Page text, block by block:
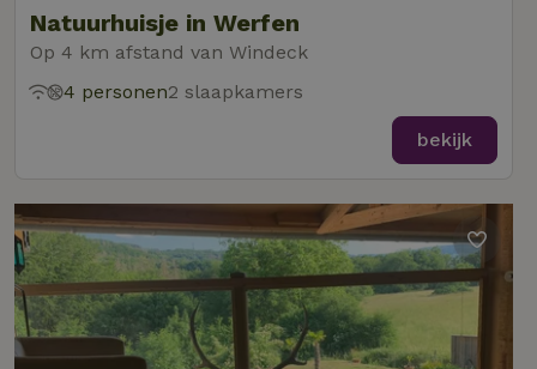
Natuurhuisje in Werfen
Op 4 km afstand van Windeck
4 personen2 slaapkamers
bekijk